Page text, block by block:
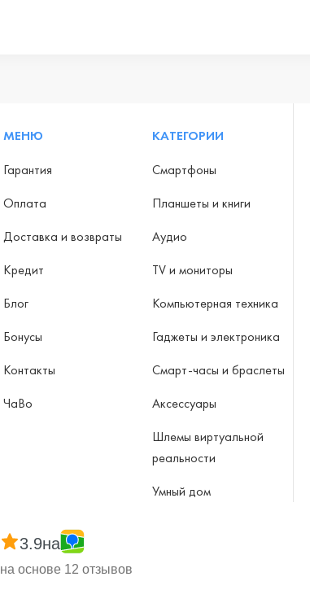
МЕНЮ
Гарантия
Оплата
Доставка и возвраты
Кредит
Блог
Бонусы
Контакты
ЧаВо
КАТЕГОРИИ
Смартфоны
Планшеты и книги
Аудио
TV и мониторы
Компьютерная техника
Гаджеты и электроника
Смарт-часы и браслеты
Аксессуары
Шлемы виртуальной
реальности
Умный дом
3.9на
на основе 12 отзывов